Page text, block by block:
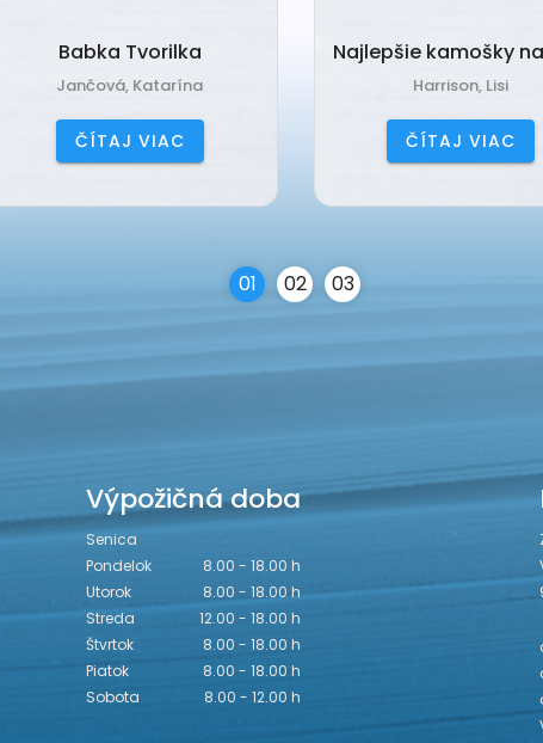
Babka Tvorilka
Jančová, Katarína
ČÍTAJ VIAC
Najlepšie kamošky
Harrison, Lisi
ČÍTAJ VIAC
01 02 03
Výpožičná doba
Senica
Pondelok
8.00 - 18.00 h
Utorok
8.00 - 18.00 h
Streda
12.00 - 18.00 h
Štvrtok
8.00 - 18.00 h
Piatok
8.00 - 18.00 h
Sobota
8.00 - 12.00 h